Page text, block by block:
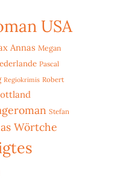
USA
Annas Megan
Pascal
Regiokrimis Robert
Stefan
Wörtche